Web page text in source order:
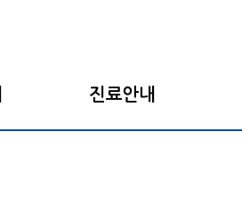
진료안내